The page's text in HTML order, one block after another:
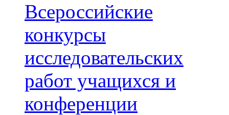
Всероссийские
конкурсы
исследовательских
работ учащихся и
конференции